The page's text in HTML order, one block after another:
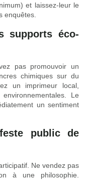
et laissez-leur le
enquêtes.
supports éco-
pas promouvoir un
chimiques sur du
un imprimeur local,
Le
un sentiment
public de
Ne vendez pas
à une philosophie.